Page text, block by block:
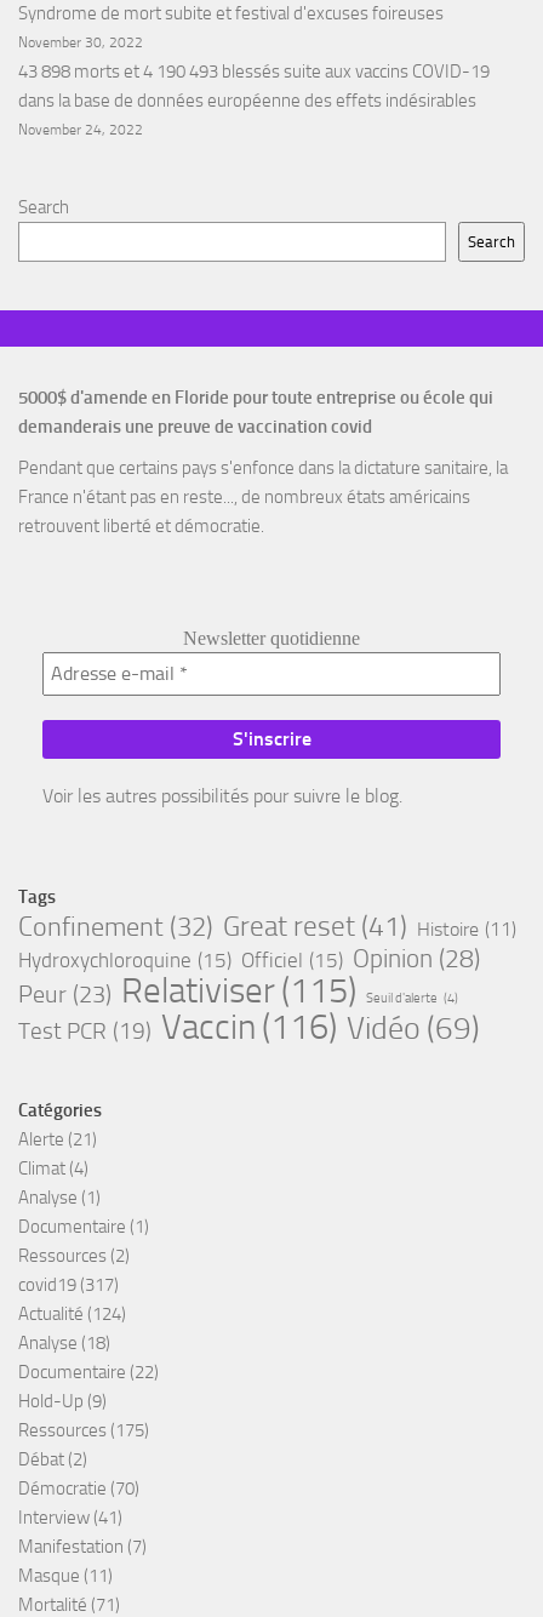
Syndrome de mort subite et festival d'excuses foireuses
November 30, 2022
43 898 morts et 4 190 493 blessés suite aux vaccins COVID-19
dans la base de données européenne des effets indésirables
November 24, 2022
Search
Search
5000$ d'amende en Floride pour toute entreprise ou école qui
demanderais une preuve de vaccination covid
Pendant que certains pays s'enfonce dans la dictature sanitaire, la
France n'étant pas en reste..., de nombreux états américains
retrouvent liberté et démocratie.
Newsletter quotidienne
Voir les autres possibilités pour suivre le blog.
Tags
Confinement (32) Great reset (41) Histoire (11)
Hydroxychloroquine (15) Officiel (15) Opinion (28)
Peur (23) Relativiser(115) Seuil d'alerte (4)
Test PCR (19) Vaccin (116) Vidéo (69)
Catégories
Alerte (21)
Climat (4)
Analyse (1)
Documentaire (1)
Ressources (2)
covid19 (317)
Actualité (124)
Analyse (18)
Documentaire (22)
Hold-Up (9)
Ressources (175)
Débat (2)
Démocratie (70)
Interview (41)
Manifestation (7)
Masque (11)
Mortalité (71)